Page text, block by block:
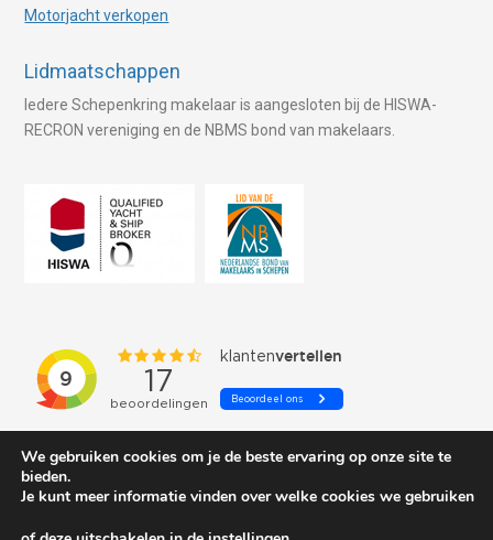
Motorjacht verkopen
Lidmaatschappen
Iedere Schepenkring makelaar is aangesloten bij de HISWA-
RECRON vereniging en de NBMS bond van makelaars.
We gebruiken cookies om je de beste ervaring op onze site te
bieden.
Je kunt meer informatie vinden over welke cookies we gebruiken